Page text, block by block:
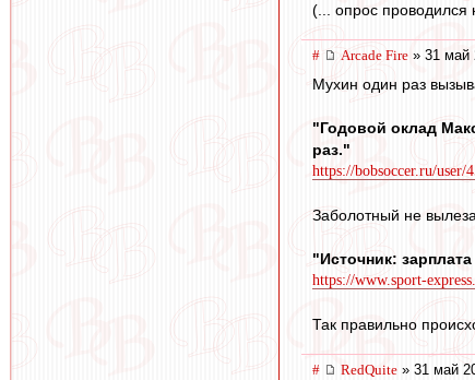
(... опрос
# Arcade Fire » 31 май
Мухин один раз
"Годовой оклад
раз."
https://bobsoccer.ru/
Заболотный не
"Источник:
https://www.sport-
Так правильно
# RedQuite » 31 май